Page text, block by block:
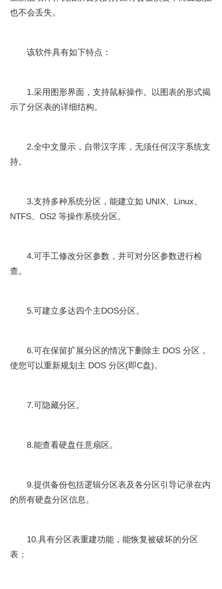
也不会丢失。
该软件具有如下特点：
1.采用图形界面，支持鼠标操作。以图表的形式揭
示了分区表的详细结构。
2.全中文显示，自带汉字库，无须任何汉字系统支
持。
3.支持多种系统分区，能建立如 UNIX、Linux、
NTFS、OS2 等操作系统分区。
4.可手工修改分区参数，并可对分区参数进行检
查。
5.可建立多达四个主DOS分区。
6.可在保留扩展分区的情况下删除主 DOS 分区，
使您可以重新规划主 DOS 分区(即C盘)。
7.可隐藏分区。
8.能查看硬盘任意扇区。
9.提供备份包括逻辑分区表及各分区引导记录在内
的所有硬盘分区信息。
10.具有分区表重建功能，能恢复被破坏的分区
表；